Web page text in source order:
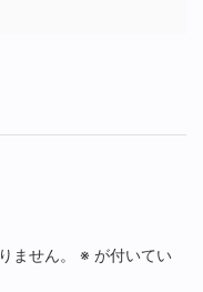
ません。 ※ が付いてい